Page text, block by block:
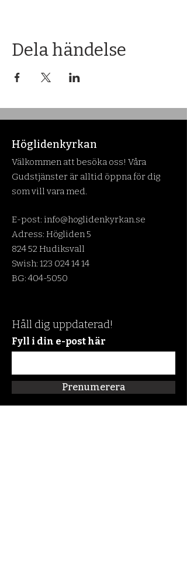
Dela händelse
Höglidenkyrkan
Välkommen att besöka oss! Våra
Gudstjänster är alltid öppna för dig
som vill vara med.
E-post: info@hoglidenkyrkan.se
Adress: Högliden 5
824 52 Hudiksvall
Swish: 123 024 14 14
BG:404-5050
Håll dig uppdaterad!
Fyll i din e-post här
Prenumerera